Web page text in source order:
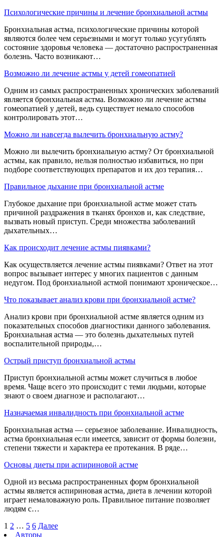
Психологические причины и лечение бронхиальной астмы
Бронхиальная астма, психологические причины которой
являются более чем серьезными и могут только усугублять
состояние здоровья человека — достаточно распространенная
болезнь. Часто возникают…
Возможно ли лечение астмы у детей гомеопатией
Одним из самых распространенных хронических заболеваний
является бронхиальная астма. Возможно ли лечение астмы
гомеопатией у детей, ведь существует немало способов
контролировать этот…
Можно ли навсегда вылечить бронхиальную астму?
Можно ли вылечить бронхиальную астму? От бронхиальной
астмы, как правило, нельзя полностью избавиться, но при
подборе соответствующих препаратов и их доз терапия…
Правильное дыхание при бронхиальной астме
Глубокое дыхание при бронхиальной астме может стать
причиной раздражения в тканях бронхов и, как следствие,
вызвать новый приступ. Среди множества заболеваний
дыхательных…
Как происходит лечение астмы пиявками?
Как осуществляется лечение астмы пиявками? Ответ на этот
вопрос вызывает интерес у многих пациентов с данным
недугом. Под бронхиальной астмой понимают хроническое…
Что показывает анализ крови при бронхиальной астме?
Анализ крови при бронхиальной астме является одним из
показательных способов диагностики данного заболевания.
Бронхиальная астма — это болезнь дыхательных путей
воспалительной природы,…
Острый приступ бронхиальной астмы
Приступ бронхиальной астмы может случиться в любое
время. Чаще всего это происходит с теми людьми, которые
знают о своем диагнозе и располагают…
Назначаемая инвалидность при бронхиальной астме
Бронхиальная астма — серьезное заболевание. Инвалидность,
астма бронхиальная если имеется, зависит от формы болезни,
степени тяжести и характера ее протекания. В ряде…
Основы диеты при аспириновой астме
Одной из весьма распространенных форм бронхиальной
астмы является аспириновая астма, диета в лечении которой
играет немаловажную роль. Правильное питание позволяет
людям с…
1 2 … 5 6 Далее
Авторы